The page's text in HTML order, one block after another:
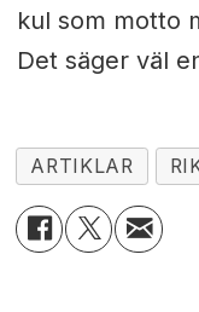
kul som motto
Det säger väl
ARTIKLAR